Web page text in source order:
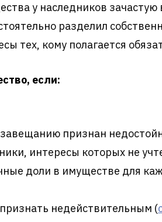
у наследников
разделил
тех, кому полагается
если:
признан
интересы которых не
доли в имуществе для
недействительным (